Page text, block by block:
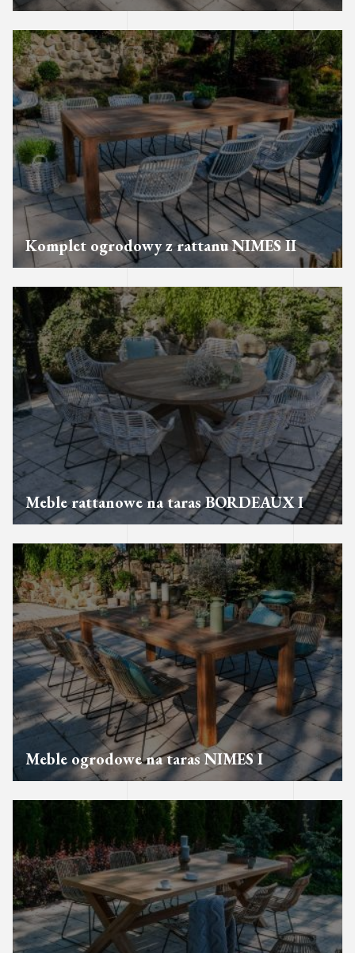
Komplet ogrodowy z rattanu NIMES II
Meble rattanowe na taras BORDEAUX I
Meble ogrodowe na taras NIMES I